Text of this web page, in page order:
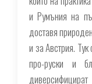
и Румъния на
доставя
и за Австрия.
про-руски и